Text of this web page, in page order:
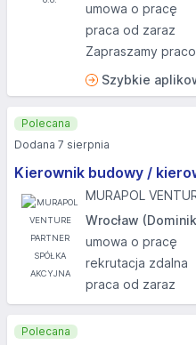
umowa o pracę
praca od zaraz
Zapraszamy
Szybkie
Kierownik budowy /
MURAPOL
Wrocław
umowa o pracę
rekrutacja zdalna
praca od zaraz
Polecana
Dodana 7 sierpnia
Polecana